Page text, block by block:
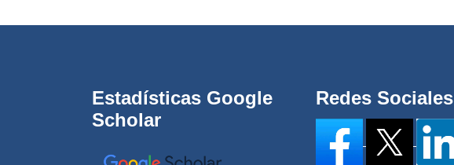
Estadísticas Google
Scholar
Redes Sociales